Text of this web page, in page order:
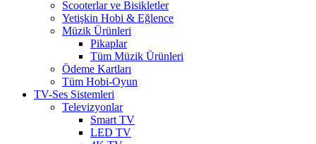
Scooterlar ve Bisikletler
Yetişkin Hobi & Eğlence
Müzik Ürünleri
Pikaplar
Tüm Müzik Ürünleri
Ödeme Kartları
Tüm Hobi-Oyun
TV-Ses Sistemleri
Televizyonlar
Smart TV
LED TV